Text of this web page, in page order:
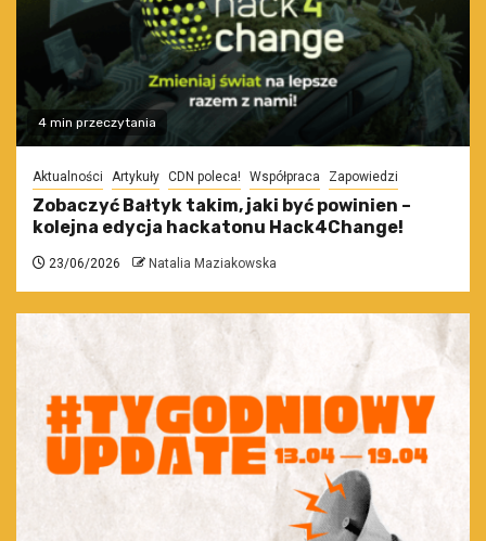
4 min przeczytania
Aktualności Artykuły CDN poleca! Współpraca Zapowiedzi
Zobaczyć Bałtyk takim, jaki być powinien –
kolejna edycja hackatonu Hack4Change!
23/06/2026 Natalia Maziakowska